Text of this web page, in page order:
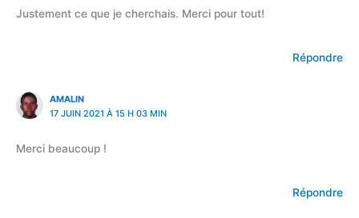
Justement ce que je cherchais. Merci pour tout!
Répondre
AMALIN
17 JUIN 2021 À 15 H 03 MIN
Merci beaucoup !
Répondre